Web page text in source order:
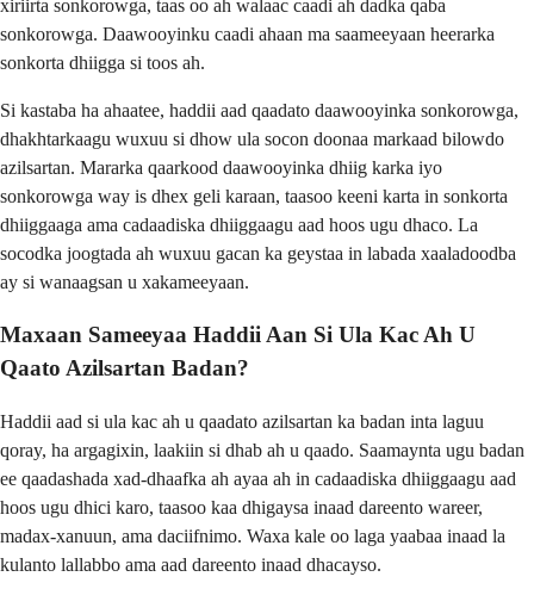
xiriirta sonkorowga, taas oo ah walaac caadi ah dadka qaba
sonkorowga. Daawooyinku caadi ahaan ma saameeyaan heerarka
sonkorta dhiigga si toos ah.
Si kastaba ha ahaatee, haddii aad qaadato daawooyinka sonkorowga,
dhakhtarkaagu wuxuu si dhow ula socon doonaa markaad bilowdo
azilsartan. Mararka qaarkood daawooyinka dhiig karka iyo
sonkorowga way is dhex geli karaan, taasoo keeni karta in sonkorta
dhiiggaaga ama cadaadiska dhiiggaagu aad hoos ugu dhaco. La
socodka joogtada ah wuxuu gacan ka geystaa in labada xaaladoodba
ay si wanaagsan u xakameeyaan.
Maxaan Sameeyaa Haddii Aan Si Ula Kac Ah U
Qaato Azilsartan Badan?
Haddii aad si ula kac ah u qaadato azilsartan ka badan inta laguu
qoray, ha argagixin, laakiin si dhab ah u qaado. Saamaynta ugu badan
ee qaadashada xad-dhaafka ah ayaa ah in cadaadiska dhiiggaagu aad
hoos ugu dhici karo, taasoo kaa dhigaysa inaad dareento wareer,
madax-xanuun, ama daciifnimo. Waxa kale oo laga yaabaa inaad la
kulanto lallabbo ama aad dareento inaad dhacayso.